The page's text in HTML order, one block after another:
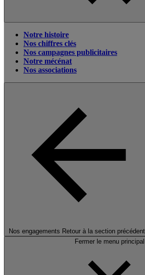
Notre histoire
Nos chiffres clés
Nos campagnes publicitaires
Notre mécénat
Nos associations
Nos engagements Retour à la section
Fermer le menu principal